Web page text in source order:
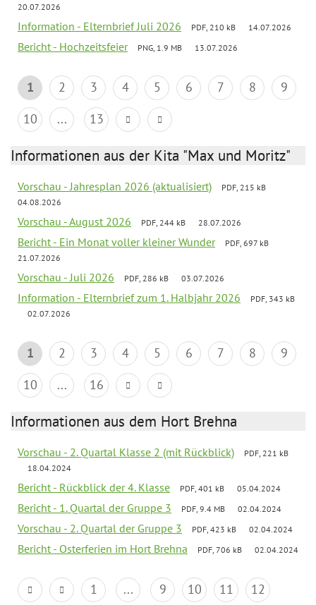
20.07.2026
Information - Elternbrief Juli 2026 PDF, 210 kB 14.07.2026
Bericht - Hochzeitsfeier PNG, 1.9 MB 13.07.2026
1 2 3 4 5 6 7 8
9
10
... 13
Informationen aus der Kita "Max und Moritz"
Vorschau - Jahresplan 2026 (aktualisiert)
PDF, 215 kB
04.08.2026
Vorschau - August 2026 PDF, 244 kB 28.07.2026
Bericht - Ein Monat voller kleiner Wunder
PDF, 697 kB
21.07.2026
Vorschau - Juli 2026 PDF, 286 kB 03.07.2026
Information - Elternbrief zum 1. Halbjahr 2026
PDF, 343 kB
02.07.2026
1 2 3 4 5 6 7 8
9
10
... 16
Informationen aus dem Hort Brehna
Vorschau - 2. Quartal Klasse 2 (mit Rückblick)
PDF, 221 kB
18.04.2024
Bericht - Rückblick der 4. Klasse PDF, 401 kB 05.04.2024
Bericht - 1. Quartal der Gruppe 3 PDF, 9.4 MB 02.04.2024
Vorschau - 2. Quartal der Gruppe 3 PDF, 423 kB 02.04.2024
Bericht - Osterferien im Hort Brehna PDF, 706 kB 02.04.2024
1 ... 9 10 11
12